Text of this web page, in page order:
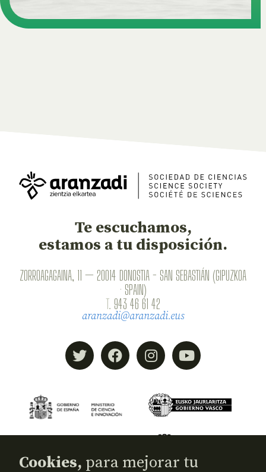
Te escuchamos,
estamos a tu disposición.
ZORROAGAGAINA, 11 — 20014 DONOSTIA - SAN SEBASTIÁN (GIPUZKOA
· SPAIN)
T. 943 46 61 42
aranzadi@aranzadi.eus
Cookies, para mejorar tu